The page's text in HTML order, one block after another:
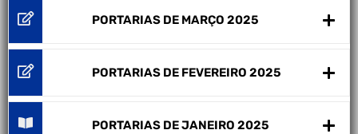
PORTARIAS DE MARÇO 2025
PORTARIAS DE FEVEREIRO 2025
PORTARIAS DE JANEIRO 2025